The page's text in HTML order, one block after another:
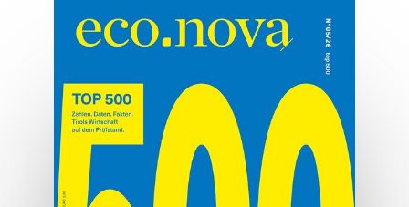
Die Macht der Marke
MEHR ERFAHREN